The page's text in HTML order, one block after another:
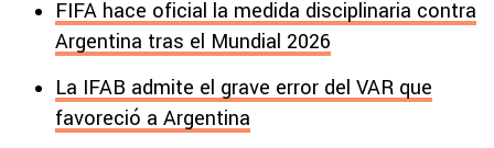
FIFA hace oficial la medida disciplinaria contra
Argentina tras el Mundial 2026
La IFAB admite el grave error del VAR que
favoreció a Argentina